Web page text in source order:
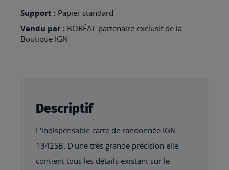
Support : Papier standard
Vendu par : BORÉAL partenaire exclusif de la
Boutique IGN
Descriptif
L'indispensable carte de randonnée IGN
1342SB. D'une très grande précision elle
contient tous les détails existant sur le